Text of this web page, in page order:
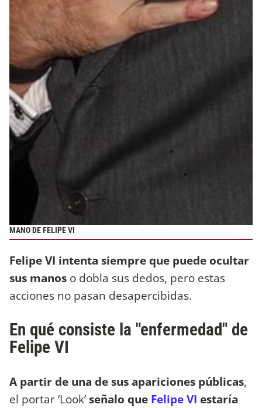
MANO DE FELIPE VI
Felipe VI intenta siempre que puede ocultar
sus manos o dobla sus dedos, pero estas
acciones no pasan desapercibidas.
En qué consiste la "enfermedad" de
Felipe VI
A partir de una de sus apariciones públicas,
el portar ‘Look’señalo que Felipe VI estaría